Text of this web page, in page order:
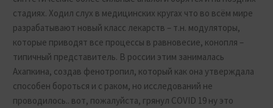
стадиях. Ходил слух в медицинских кругах что во всём мире
разрабатывают новый класс лекарств – т.н. модуляторы,
которые приводят все процессы в равновесие, конопля –
типичный представитель. В россии этим занималась
Ахапкина, создав фенотропил, который как она утверждала
способен бороться и с раком, но исследований не
проводилось.. вот, пожалуйста, грянул COVID 19 ну это